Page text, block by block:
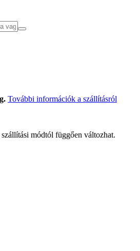
További információk a szállításról
módtól függően változhat.